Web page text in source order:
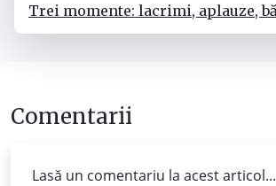
Trei momente: lacrimi, aplauze,
Comentarii
Lasă un comentariu la acest articol...